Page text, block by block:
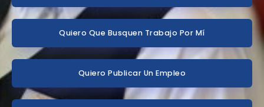
Quiero Que Busquen Trabajo Por Mí
Quiero Publicar Un Empleo